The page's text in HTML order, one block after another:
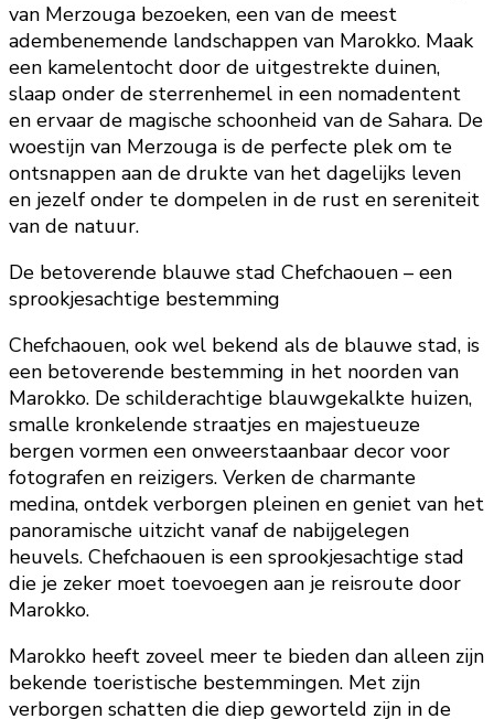
van Merzouga bezoeken, een van de meest
adembenemende landschappen van Marokko. Maak
een kamelentocht door de uitgestrekte duinen,
slaap onder de sterrenhemel in een nomadentent
en ervaar de magische schoonheid van de Sahara. De
woestijn van Merzouga is de perfecte plek om te
ontsnappen aan de drukte van het dagelijks leven
en jezelf onder te dompelen in de rust en sereniteit
van de natuur.
De betoverende blauwe stad Chefchaouen – een
sprookjesachtige bestemming
Chefchaouen, ook wel bekend als de blauwe stad, is
een betoverende bestemming in het noorden van
Marokko. De schilderachtige blauwgekalkte huizen,
smalle kronkelende straatjes en majestueuze
bergen vormen een onweerstaanbaar decor voor
fotografen en reizigers. Verken de charmante
medina, ontdek verborgen pleinen en geniet van het
panoramische uitzicht vanaf de nabijgelegen
heuvels. Chefchaouen is een sprookjesachtige stad
die je zeker moet toevoegen aan je reisroute door
Marokko.
Marokko heeft zoveel meer te bieden dan alleen zijn
bekende toeristische bestemmingen. Met zijn
verborgen schatten die diep geworteld zijn in de